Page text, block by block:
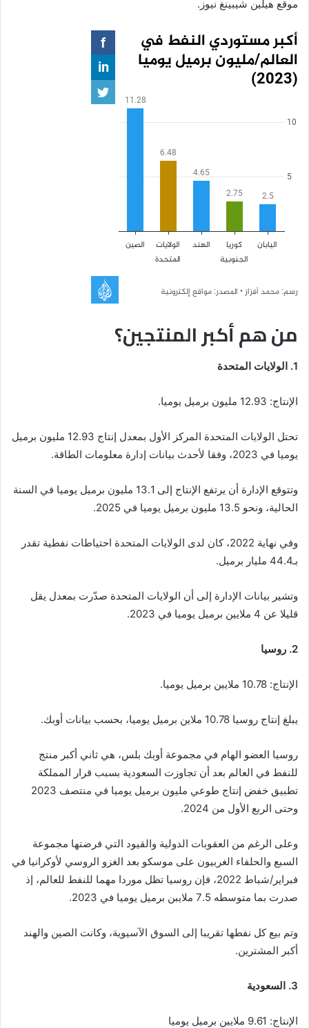
موقع هيلين شيبينغ نيوز.
من هم أكبر المنتجين؟
1. الولايات المتحدة
الإنتاج: 12.93 مليون برميل يوميا.
تحتل الولايات المتحدة المركز الأول بمعدل إنتاج 12.93 مليون برميل
يوميا في 2023، وفقا لأحدث بيانات إدارة معلومات الطاقة.
وتتوقع الإدارة أن يرتفع الإنتاج إلى 13.1 مليون برميل يوميا في السنة
الحالية، ونحو 13.5 مليون برميل يوميا في 2025.
وفي نهاية 2022، كان لدى الولايات المتحدة احتياطات نفطية تقدر
بـ44.4 مليار برميل.
وتشير بيانات الإدارة إلى أن الولايات المتحدة صدّرت بمعدل يقل
قليلا عن 4 ملايين برميل يوميا في 2023.
2. روسيا
الإنتاج: 10.78 ملايين برميل يوميا.
يبلغ إنتاج روسيا 10.78 ملاين برميل يوميا، بحسب بيانات أوبك.
روسيا العضو الهام في مجموعة أوبك بلس، هي ثاني أكبر منتج
للنفط في العالم بعد أن تجاوزت السعودية بسبب قرار المملكة
تطبيق خفض إنتاج طوعي مليون برميل يوميا في منتصف 2023
وحتى الربع الأول من 2024.
وعلى الرغم من العقوبات الدولية والقيود التي فرضتها مجموعة
السبع والحلفاء الغربيون على موسكو بعد الغزو الروسي لأوكرانيا في
فبراير/شباط 2022، فإن روسيا تظل موردا مهما للنفط للعالم، إذ
صدرت بما متوسطه 7.5 ملايبن برميل يوميا في 2023.
وتم بيع كل نفطها تقريبا إلى السوق الآسيوية، وكانت الصين والهند
أكبر المشترين.
3. السعودية
الإنتاج: 9.61 ملايين برميل يوميا